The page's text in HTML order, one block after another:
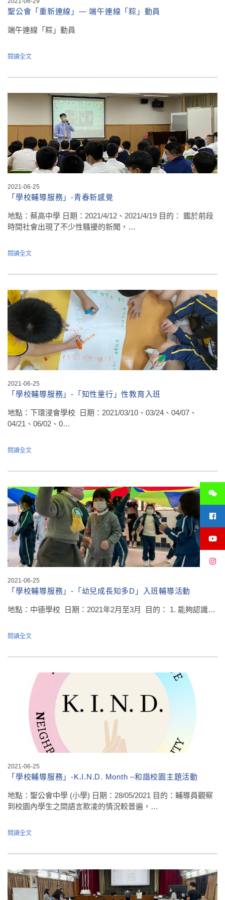
聖公會「重新連線」— 端午連線「粽」動員
端午連線「粽」動員
閱讀全文
2021-06-25
「學校輔導服務」-青春新感覺
地點：蔡高中學 日期：2021/4/12、2021/4/19 目的： 鑑於前段
時間社會出現了不少性騷擾的新聞，…
閱讀全文
2021-06-25
「學校輔導服務」-「知性童行」性教育入班
地點：下環浸會學校 日期：2021/03/10、03/24、04/07、
04/21、06/02、0…
閱讀全文
2021-06-25
「學校輔導服務」-「幼兒成長知多D」入班輔導活動
地點：中德學校 日期：2021年2月至3月 目的： 1. 能夠認識…
閱讀全文
2021-06-25
「學校輔導服務」-K.I.N.D. Month –和諧校園主題活動
地點：聖公會中學 (小學) 日期：28/05/2021 目的：輔導員觀察
到校園內學生之間語言欺凌的情況較普遍，…
閱讀全文